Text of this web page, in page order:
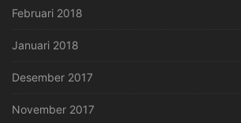
Februari 2018
Januari 2018
Desember 2017
November 2017